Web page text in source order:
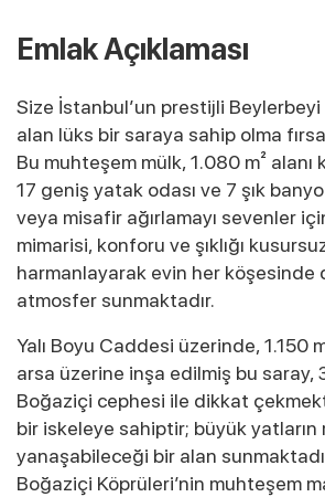
Emlak Açıklaması
Size İstanbul’un prestijli
alan lüks bir saraya sahip olma
Bu muhteşem mülk, 1.080 m² alanı
17 geniş yatak odası ve 7 şık
veya misafir ağırlamayı sevenler
mimarisi, konforu ve şıklığı
harmanlayarak evin her köşesinde
atmosfer sunmaktadır.
Yalı Boyu Caddesi üzerinde, 1.150
arsa üzerine inşa edilmiş bu saray,
Boğaziçi cephesi ile dikkat
bir iskeleye sahiptir; büyük
yanaşabileceği bir alan
Boğaziçi Köprüleri’nin muhteşem